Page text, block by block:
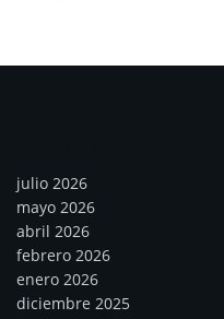
julio 2026
mayo 2026
abril 2026
febrero 2026
enero 2026
diciembre 2025